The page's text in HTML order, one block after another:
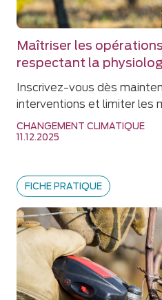
Maîtriser les
respectant la
CHANGEMENT CLIMATIQUE
11.12.2025
Inscrivez-vous dès
interventions et limiter les
FICHE PRATIQUE